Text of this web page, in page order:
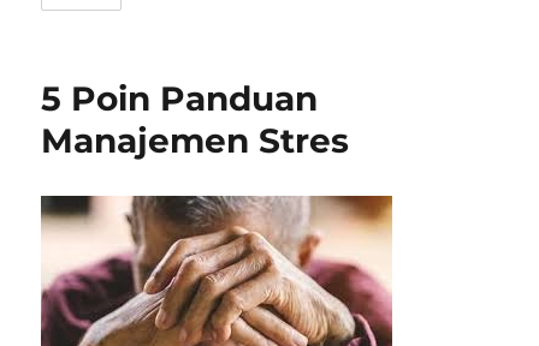
5 Poin Panduan
Manajemen Stres